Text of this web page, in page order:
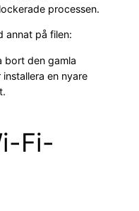
processen.
annat på filen:
bort den gamla
en nyare
Fi-